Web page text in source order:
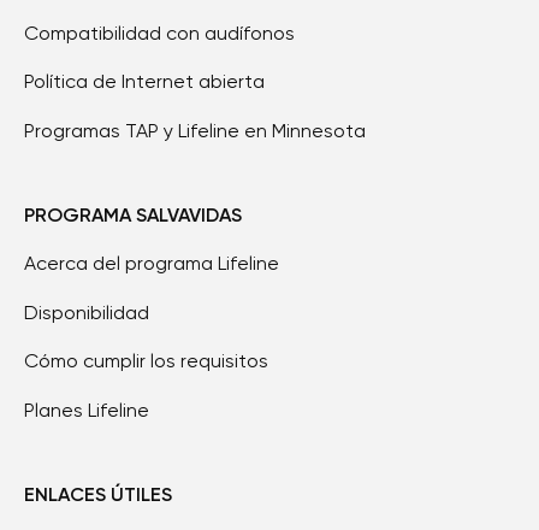
Compatibilidad con audífonos
Política de Internet abierta
Programas TAP y Lifeline en Minnesota
PROGRAMA SALVAVIDAS
Acerca del programa Lifeline
Disponibilidad
Cómo cumplir los requisitos
Planes Lifeline
ENLACES ÚTILES